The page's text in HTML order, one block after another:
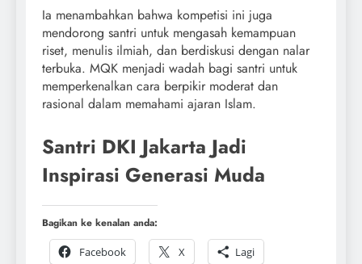
Ia menambahkan bahwa kompetisi ini juga
mendorong santri untuk mengasah kemampuan
riset, menulis ilmiah, dan berdiskusi dengan nalar
terbuka. MQK menjadi wadah bagi santri untuk
memperkenalkan cara berpikir moderat dan
rasional dalam memahami ajaran Islam.
Santri DKI Jakarta Jadi
Inspirasi Generasi Muda
Bagikan ke kenalan anda:
Facebook
X Lagi